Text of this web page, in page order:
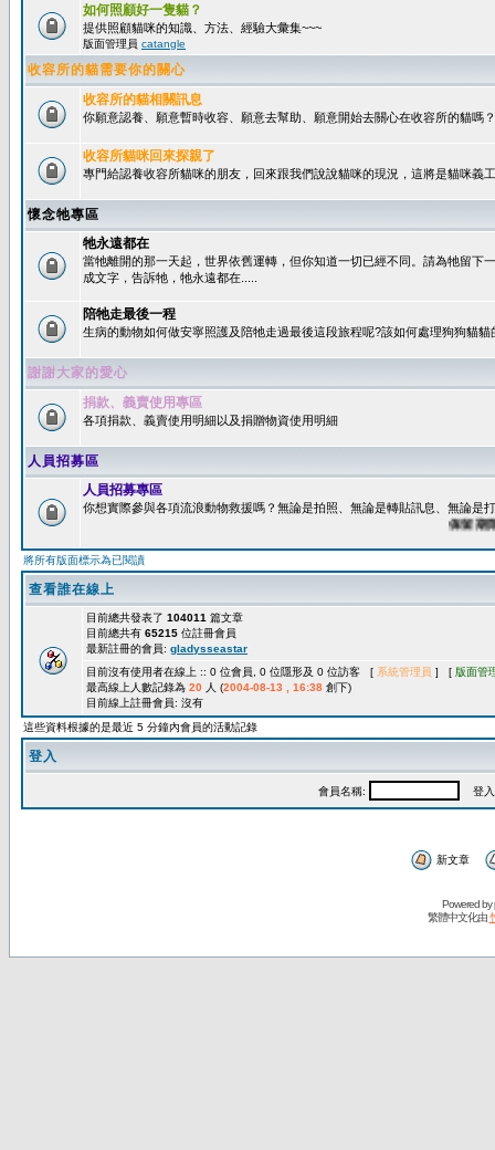
如何照顧好一隻貓？
提供照顧貓咪的知識、方法、經驗大彙集~~~
版面管理員 catangle
收容所的貓需要你的關心
收容所的貓相關訊息
你願意認養、願意暫時收容、願意去幫助、願意開始去關心在收容所的貓嗎？
收容所貓咪回來探親了
專門給認養收容所貓咪的朋友，回來跟我們說說貓咪的現況，這將是貓咪義
懷念牠專區
牠永遠都在
當牠離開的那一天起，世界依舊運轉，但你知道一切已經不同。請為牠留下
成文字，告訴牠，牠永遠都在.....
陪牠走最後一程
生病的動物如何做安寧照護及陪牠走過最後這段旅程呢?該如何處理狗狗貓貓
謝謝大家的愛心
捐款、義賣使用專區
各項捐款、義賣使用明細以及捐贈物資使用明細
人員招募區
人員招募專區
你想實際參與各項流浪動物救援嗎？無論是拍照、無論是轉貼訊息、無論是
保留期限：
將所有版面標示為已閱讀
查看誰在線上
目前總共發表了 104011 篇文章
目前總共有 65215 位註冊會員
最新註冊的會員: gladysseastar
目前沒有使用者在線上 :: 0 位會員, 0 位隱形及 0 位訪客 [ 系統管理員 ] [ 版面管
最高線上人數記錄為 20 人 (2004-08-13 , 16:38 創下)
目前線上註冊會員: 沒有
這些資料根據的是最近 5 分鐘內會員的活動記錄
登入
會員名稱: 登入
新文章
Powered by
繁體中文化由